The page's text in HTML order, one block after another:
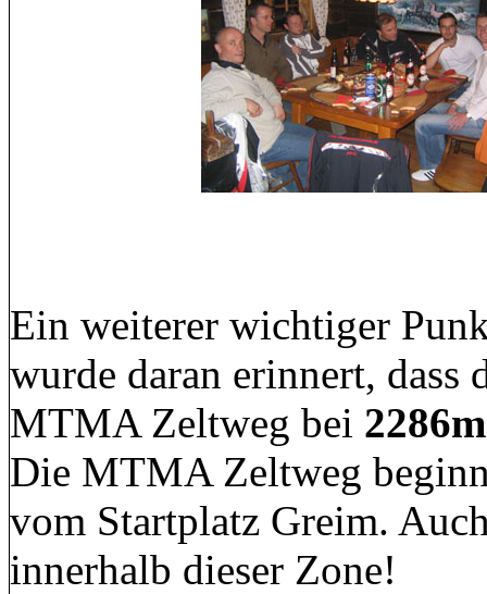
Ein weiterer wichtiger
wurde daran erinnert,
MTMA Zeltweg bei 2286m
Die MTMA Zeltweg
vom Startplatz Greim.
innerhalb dieser Zone!